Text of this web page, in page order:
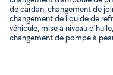
de cardan, changement de
changement de liquide de
véhicule, mise à niveau
changement de pompe à